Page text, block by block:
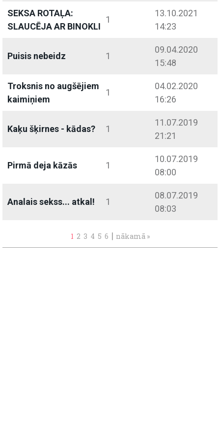
SEKSA ROTAĻA:
SLAUCĒJA AR BINOKLI
1
13.10.2021
14:23
Puisis nebeidz 1
09.04.2020
15:48
Troksnis no augšējiem
kaimiņiem
1
04.02.2020
16:26
Kaķu šķirnes - kādas? 1
11.07.2019
21:21
Pirmā deja kāzās 1
10.07.2019
08:00
Analais sekss... atkal! 1
08.07.2019
08:03
1 2 3 4 5 6 | nākamā »